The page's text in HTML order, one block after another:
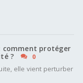
comment protéger
?
0
elle vient perturber